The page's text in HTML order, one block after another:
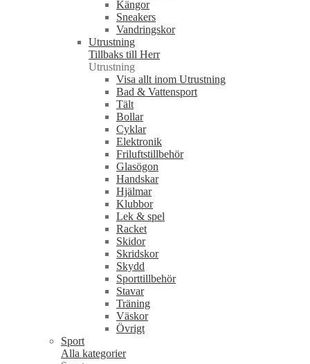
Kängor
Sneakers
Vandringskor
Utrustning
Tillbaks till Herr
Utrustning
Visa allt inom Utrustning
Bad & Vattensport
Tält
Bollar
Cyklar
Elektronik
Friluftstillbehör
Glasögon
Handskar
Hjälmar
Klubbor
Lek & spel
Racket
Skidor
Skridskor
Skydd
Sporttillbehör
Stavar
Träning
Väskor
Övrigt
Sport
Alla kategorier